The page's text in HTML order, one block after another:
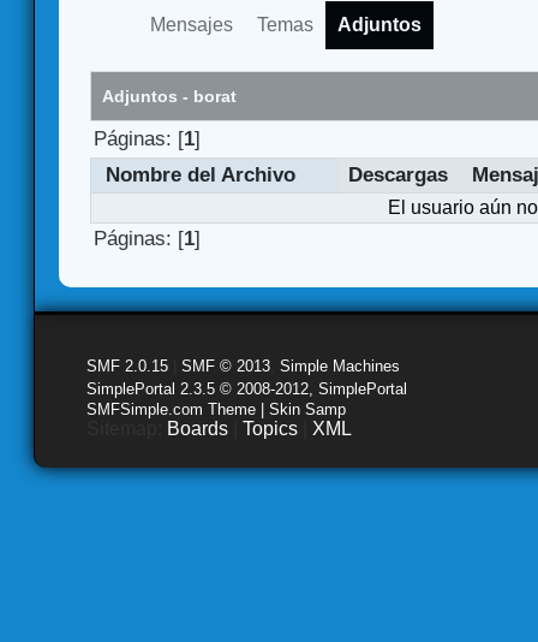
Mensajes Temas Adjuntos
Adjuntos - borat
Páginas: [1]
Nombre del Archivo
Descargas
El usuario aún
Páginas: [1]
SMF 2.0.15 SMF © 2013 Simple Machines
SimplePortal 2.3.5 © 2008-2012, SimplePortal
SMFSimple.com Theme | Skin Samp
Boards Topics XML